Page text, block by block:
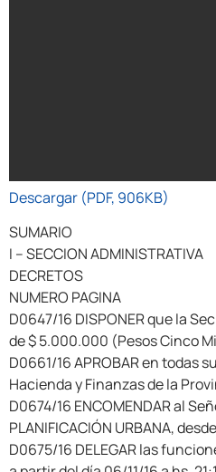
Descargar (PDF, 906KB)
SUMARIO
I – SECCION ADMINISTRATIVA
DECRETOS
NUMERO PAGINA
D0647/16 DISPONER que la
de $ 5.000.000 (Pesos Cinco
D0661/16 APROBAR en todas
Hacienda y Finanzas de la
D0674/16 ENCOMENDAR al
PLANIFICACIÓN URBANA,
D0675/16 DELEGAR las